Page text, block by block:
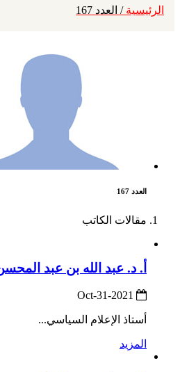
الرئيسية / العدد 167
العدد 167
مقالات الكاتب
أ. د. عبد الله بن عبد
أستاذ الإعلام السياسي...
المزيد